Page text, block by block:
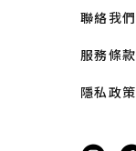
聯絡我們
服務條款
隱私政策